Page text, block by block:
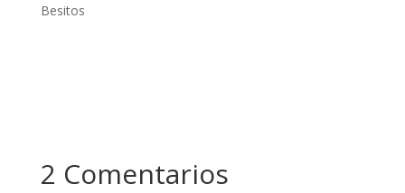
Besitos
2 Comentarios